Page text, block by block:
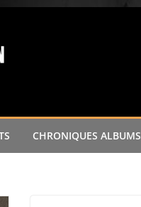
CHRONIQUES ALBUMS